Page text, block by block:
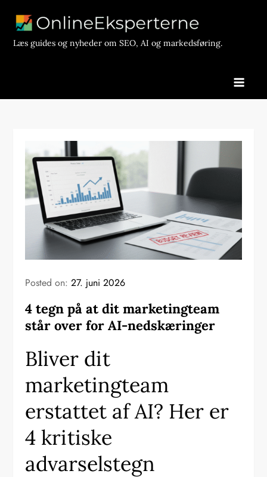
contentLæs guides og nyheder om SEO, AI og markedsføring.
Posted on:27. juni 2026
4 tegn på at dit marketingteam
står over for AI-nedskæringer
Bliver dit
marketingteam
erstattet af AI? Her er
4 kritiske
advarselstegn